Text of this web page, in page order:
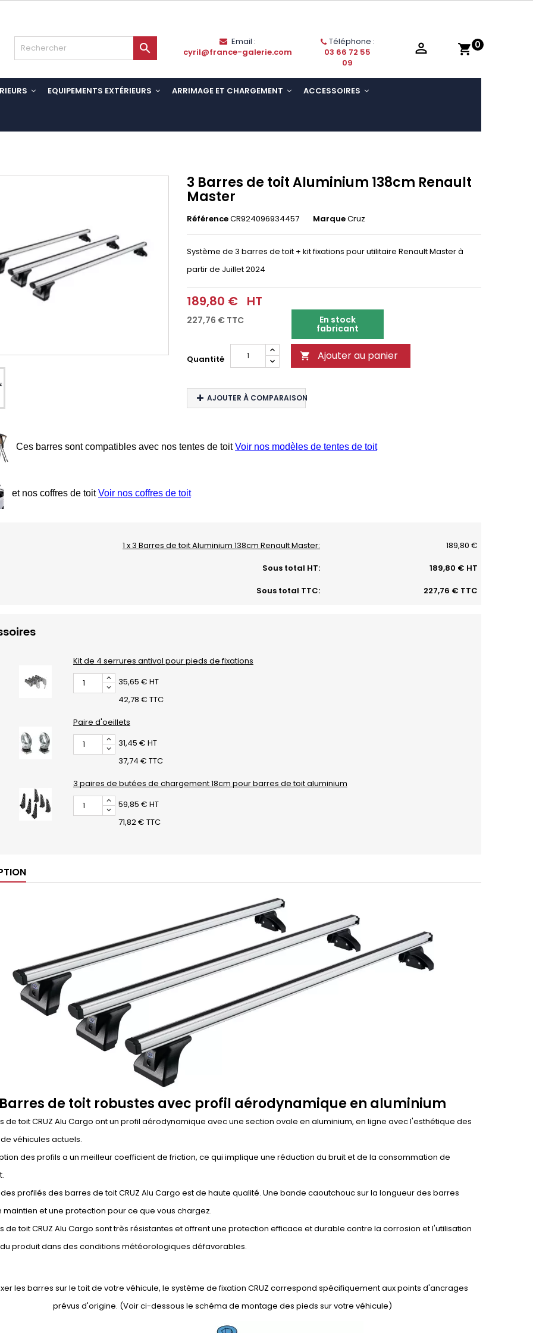
shopping_cart 0

Email :
cyril@france-galerie.com
Téléphone :
03 66 72 55
09

EQUIPEMENTS EXTÉRIEURS ARRIMAGE ET CHARGEMENT ACCESSOIRES
3 Barres de toit Aluminium 138cm Renault
Master
RéférenceCR924096934457 MarqueCruz
Système de 3 barres de toit + kit fixations pour utilitaire Renault Masterà
partir de Juillet 2024
189,80 € HT
227,76 € TTC En stock
fabricant
Quantité  Ajouter au panier
AJOUTER À COMPARAISON
Ces barres sont compatibles avec nos tentes de toitVoir nos modèles de tentes de toit
et nos coffres de toitVoir nos coffres de toit
1 x 3 Barres de toit Aluminium 138cm Renault Master:
189,80 €
Sous total HT:
189,80 € HT
Sous total TTC:
227,76 € TTC
Kit de 4 serrures antivol pour pieds de fixations
35,65 € HT
42,78 € TTC
Paire d'oeillets
31,45 € HT
37,74 € TTC
3 paires de butées de chargement 18cm pour barres de toit aluminium
59,85 € HT
71,82 € TTC
de toit robustes avec profil aérodynamique en aluminium
de toit CRUZ Alu Cargo ont un profil aérodynamique avec une section ovale en aluminium, en ligne avec l'esthétique des
véhicules actuels.
des profils a un meilleur coefficient de friction, ce qui implique une réduction du bruit et de la consommation de
des profilés des barres de toit CRUZ Alu Cargo est de haute qualité. Une bande caoutchouc sur la longueur des barres
maintien et une protection pour ce que vous chargez.
de toit CRUZ Alu Cargo sont très résistantes et offrent une protection efficace et durable contre la corrosion et l'utilisation
produit dans des conditions météorologiques défavorables.
les barres sur le toit de votre véhicule, le système de fixation CRUZ correspond spécifiquement aux points d'ancrages
prévus d'origine. (Voir ci-dessous le schéma de montage des pieds sur votre véhicule)